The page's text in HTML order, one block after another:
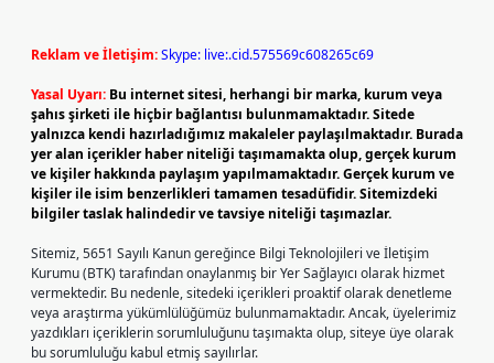
Reklam ve İletişim:Skype: live:.cid.575569c608265c69
Yasal Uyarı: Bu internet sitesi, herhangi bir marka, kurum veya
şahıs şirketi ile hiçbir bağlantısı bulunmamaktadır. Sitede
yalnızca kendi hazırladığımız makaleler paylaşılmaktadır. Burada
yer alan içerikler haber niteliği taşımamakta olup, gerçek kurum
ve kişiler hakkında paylaşım yapılmamaktadır. Gerçek kurum ve
kişiler ile isim benzerlikleri tamamen tesadüfidir. Sitemizdeki
bilgiler taslak halindedir ve tavsiye niteliği taşımazlar.
Sitemiz, 5651 Sayılı Kanun gereğince Bilgi Teknolojileri ve İletişim
Kurumu (BTK) tarafından onaylanmış bir Yer Sağlayıcı olarak hizmet
vermektedir. Bu nedenle, sitedeki içerikleri proaktif olarak denetleme
veya araştırma yükümlülüğümüz bulunmamaktadır. Ancak, üyelerimiz
yazdıkları içeriklerin sorumluluğunu taşımakta olup, siteye üye olarak
bu sorumluluğu kabul etmiş sayılırlar.